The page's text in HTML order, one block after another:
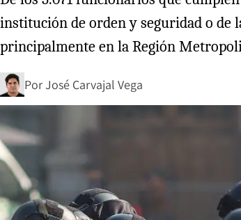
institución de orden y seguridad o de
principalmente en la Región
PorJosé Carvajal Vega